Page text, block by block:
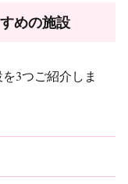
めの施設
3つご紹介しま